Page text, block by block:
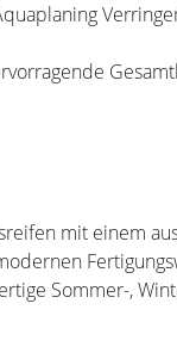
mit einem
Sommer-,